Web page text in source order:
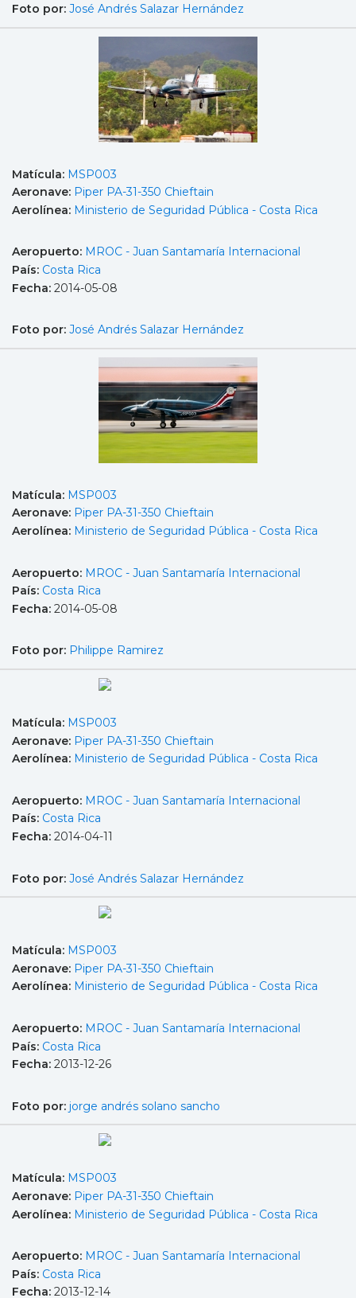
Foto por: José Andrés Salazar Hernández
Matícula: MSP003
Aeronave: Piper PA-31-350 Chieftain
Aerolínea: Ministerio de Seguridad Pública - Costa Rica
Aeropuerto: MROC - Juan Santamaría Internacional
País: Costa Rica
Fecha: 2014-05-08
Foto por: José Andrés Salazar Hernández
Matícula: MSP003
Aeronave: Piper PA-31-350 Chieftain
Aerolínea: Ministerio de Seguridad Pública - Costa Rica
Aeropuerto: MROC - Juan Santamaría Internacional
País: Costa Rica
Fecha: 2014-05-08
Foto por: Philippe Ramirez
Matícula: MSP003
Aeronave: Piper PA-31-350 Chieftain
Aerolínea: Ministerio de Seguridad Pública - Costa Rica
Aeropuerto: MROC - Juan Santamaría Internacional
País: Costa Rica
Fecha: 2014-04-11
Foto por: José Andrés Salazar Hernández
Matícula: MSP003
Aeronave: Piper PA-31-350 Chieftain
Aerolínea: Ministerio de Seguridad Pública - Costa Rica
Aeropuerto: MROC - Juan Santamaría Internacional
País: Costa Rica
Fecha: 2013-12-26
Foto por: jorge andrés solano sancho
Matícula: MSP003
Aeronave: Piper PA-31-350 Chieftain
Aerolínea: Ministerio de Seguridad Pública - Costa Rica
Aeropuerto: MROC - Juan Santamaría Internacional
País: Costa Rica
Fecha: 2013-12-14